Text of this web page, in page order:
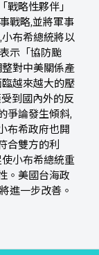
略性夥伴」
戰略,並將軍事
布希總統將以
示「協防颱
對中美關係產
越來越大的壓
到國內外的反
爭論發生傾斜,
布希政府也開
合雙方的利
小布希總統重
。美國台海政
進一步改善。